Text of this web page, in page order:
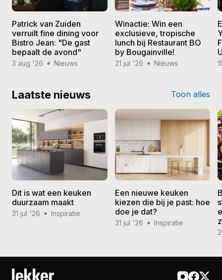
Patrick van Zuiden
verruilt fine dining voor
Bistro Jean: "De gast
bepaalt de avond"
3 aug '26 Nieuws
Winactie: Win een
exclusieve, tropische
lunch bij Restaurant BO
by Bougainville!
21 jul '26 Nieuws
Laatste nieuws Toon alles
Dit is wat een keuken
duurzaam maakt
31 jul '26 Inspiratie
Een nieuwe keuken
kiezen die bij je past: hoe
doe je dat?
31 jul '26 Inspiratie